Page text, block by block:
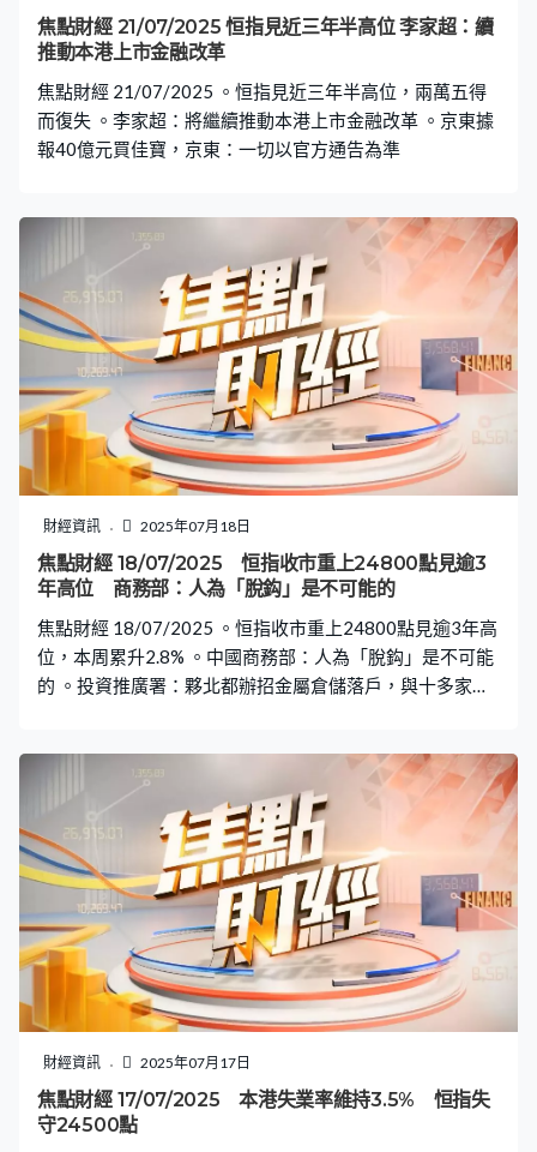
焦點財經 21/07/2025 恒指見近三年半高位 李家超：續
推動本港上市金融改革
焦點財經 21/07/2025 。恒指見近三年半高位，兩萬五得
而復失 。李家超：將繼續推動本港上市金融改革 。京東據
報40億元買佳寶，京東：一切以官方通告為準
財經資訊 2025年07月18日
焦點財經 18/07/2025 恒指收市重上24800點見逾3
年高位 商務部：人為「脫鈎」是不可能的
焦點財經 18/07/2025 。恒指收市重上24800點見逾3年高
位，本周累升2.8% 。中國商務部：人為「脫鈎」是不可能
的 。投資推廣署：夥北都辦招金屬倉儲落戶，與十多家企
財經資訊 2025年07月17日
焦點財經 17/07/2025 本港失業率維持3.5% 恒指失
守24500點